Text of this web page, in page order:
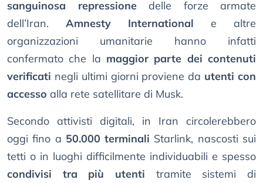
sanguinosa repressionedelle forze armate
dell’Iran. Amnesty International e altre
organizzazioni umanitarie hanno infatti
confermato che la maggior parte dei contenuti
verificati negli ultimi giorni proviene da utenti con
accesso alla rete satellitare di Musk.
Secondo attivisti digitali, in Iran circolerebbero
oggi fino a 50.000 terminali Starlink, nascosti sui
tetti o in luoghi difficilmente individuabili e spesso
condivisi tra più utenti tramite sistemi di